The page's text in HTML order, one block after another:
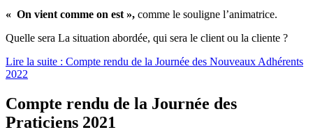
« On vient comme on est », comme le souligne l’animatrice.
Quelle sera La situation abordée, qui sera le client ou la cliente ?
Lire la suite : Compte rendu de la Journée des Nouveaux Adhérents
2022
Compte rendu de la Journée des
Praticiens 2021